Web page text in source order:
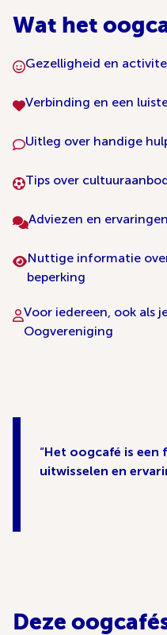
Wat het
Gezelligheid en
Verbinding en een
Uitleg over handige
Tips over
Adviezen en
Nuttige informatie
beperking
Voor iedereen, ook als
Oogvereniging
Het oogcafé is een
uitwisselen en
Deze